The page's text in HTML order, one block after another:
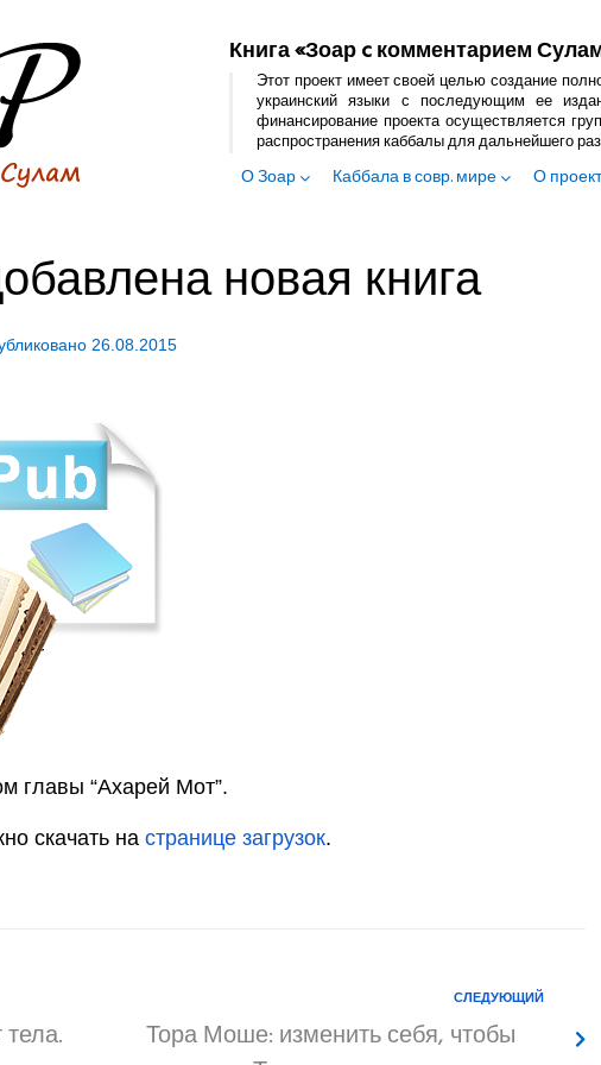
Книга «Зоар c комментарием
Этот проект имеет своей целью создание
украинский языки с последующим ее
финансирование проекта осуществляется
распространения каббалы для дальнейшего
О Зоар Каббала в совр. мире О
новая книга
26.08.2015
главы “Ахарей Мот”.
скачать на странице загрузок.
СЛЕДУЮЩИЙ
Тора Моше: изменить себя, чтобы